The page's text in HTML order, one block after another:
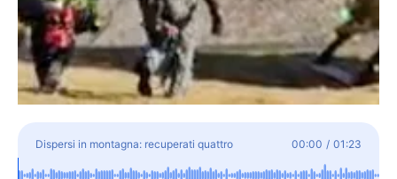
Dispersi in montagna: recuperati quattro
escursionisti sul Faiè, si cerca un altro uomo in Val
00:00 / 01:23